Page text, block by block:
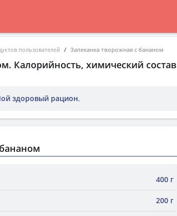
пользователей Запеканка творожная с бананом
. Калорийность, химический состав
здоровый рацион.
400 г
200 г